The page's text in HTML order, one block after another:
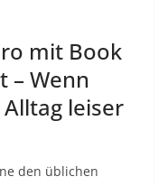
mit Book
– Wenn
leiser
den üblichen